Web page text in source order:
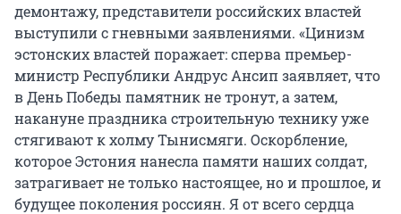
демонтажу, представители российских властей
выступили с гневными заявлениями. «Цинизм
эстонских властей поражает: сперва премьер-
министр Республики Андрус Ансип заявляет, что
в День Победы памятник не тронут, а затем,
накануне праздника строительную технику уже
стягивают к холму Тынисмяги. Оскорбление,
которое Эстония нанесла памяти наших солдат,
затрагивает не только настоящее, но и прошлое, и
будущее поколения россиян. Я от всего сердца